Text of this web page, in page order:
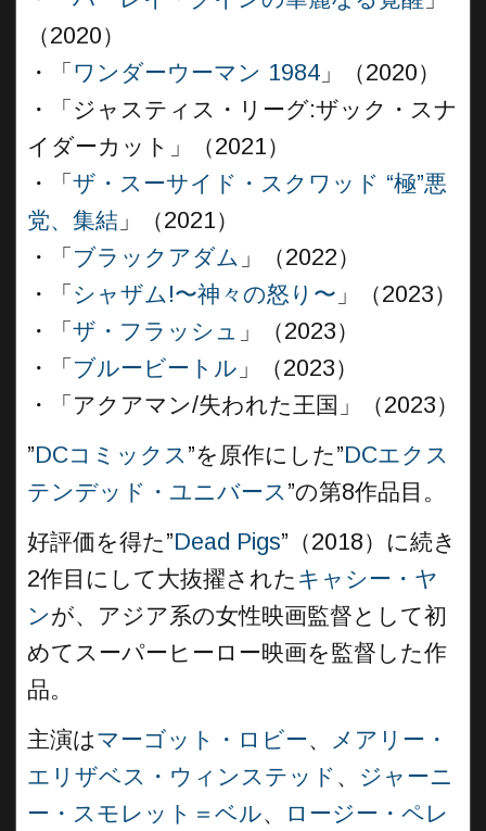
（2020）
・「 ワンダーウーマン 1984 」（2020）
・「ジャスティス・リーグ:ザック・スナ
イダーカット」（2021）
・「 ザ・スーサイド・スクワッド “極”悪
党、集結 」（2021）
・「 ブラックアダム 」（2022）
・「 シャザム!〜神々の怒り〜 」（2023）
・「 ザ・フラッシュ 」（2023）
・「 ブルービートル 」（2023）
・「アクアマン/失われた王国」（2023）
”DCコミックス”を原作にした”DCエクス
テンデッド・ユニバース”の第8作品目。
好評価を得た”Dead Pigs”（2018）に続き
2作目にして大抜擢された キャシー・ヤ
ンが、アジア系の女性映画監督として初
めてスーパーヒーロー映画を監督した作
品。
主演はマーゴット・ロビー、
メアリー・
エリザベス・ウィンステッド 、 ジャーニ
ー・スモレット＝ベル、
ロージー・ペレ